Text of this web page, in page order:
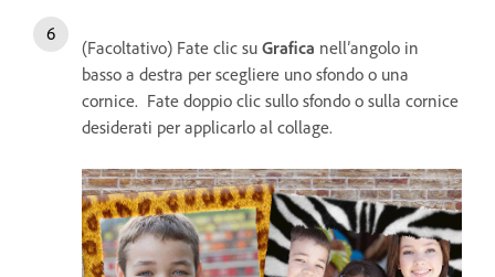
(Facoltativo) Fate clic su Grafica nell’angolo in
basso a destra per scegliere uno sfondo o una
cornice. Fate doppio clic sullo sfondo o sulla cornice
desiderati per applicarlo al collage.